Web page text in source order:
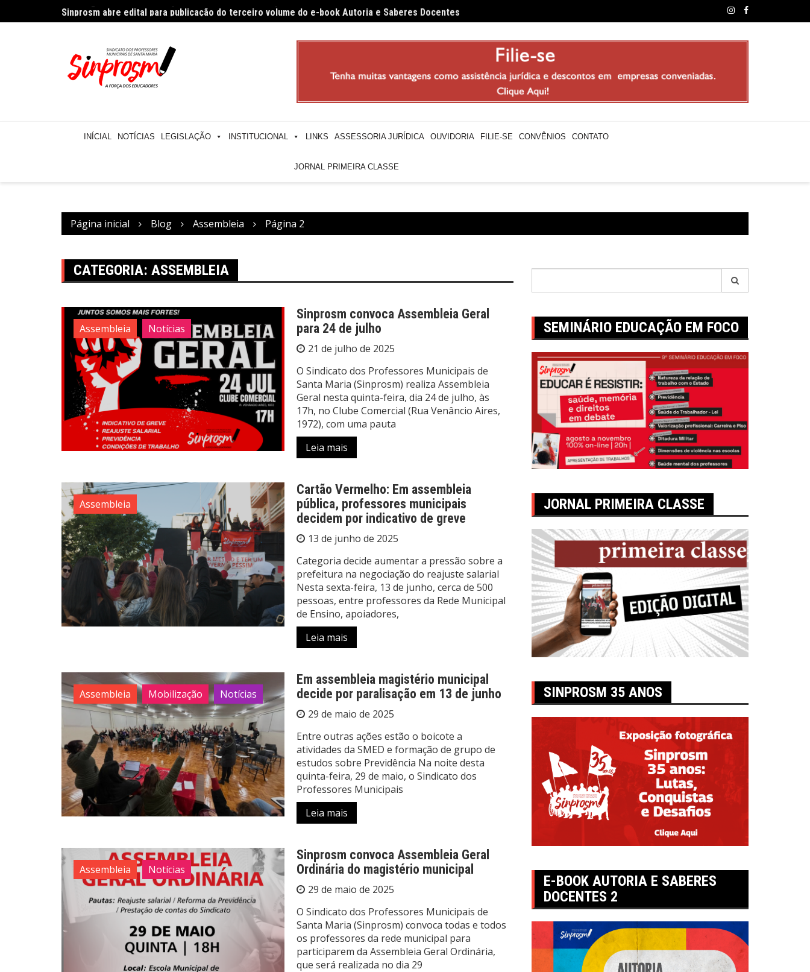
para
Sinprosm abre edital para publicação do terceiro volume do e-book Autoria e Saberes Docentes Professores municipais realizam paralisação e promovem “Arraial do
INÍCIAL NOTÍCIAS LEGISLAÇÃO INSTITUCIONAL LINKS ASSESSORIA JURÍDICA OUVIDORIA FILIE-SE CONVÊNIOS CONTATO
JORNAL PRIMEIRA CLASSE
Página inicial Blog Assembleia Página 2
CATEGORIA: ASSEMBLEIA
Assembleia Notícias
Sinprosm convoca Assembleia Geral
para 24 de julho
21 de julho de 2025
O Sindicato dos Professores Municipais de
Santa Maria (Sinprosm) realiza Assembleia
Geral nesta quinta-feira, dia 24 de julho, às
17h, no Clube Comercial (Rua Venâncio Aires,
1972), com uma pauta
Leia mais
Assembleia
Cartão Vermelho: Em assembleia
pública, professores municipais
decidem por indicativo de greve
13 de junho de 2025
Categoria decide aumentar a pressão sobre a
prefeitura na negociação do reajuste salarial
Nesta sexta-feira, 13 de junho, cerca de 500
pessoas, entre professores da Rede Municipal
de Ensino, apoiadores,
Leia mais
Assembleia Mobilização Notícias
Em assembleia magistério municipal
decide por paralisação em 13 de junho
29 de maio de 2025
Entre outras ações estão o boicote a
atividades da SMED e formação de grupo de
estudos sobre Previdência Na noite desta
quinta-feira, 29 de maio, o Sindicato dos
Professores Municipais
Leia mais
Assembleia Notícias
Sinprosm convoca Assembleia Geral
Ordinária do magistério municipal
29 de maio de 2025
O Sindicato dos Professores Municipais de
Santa Maria (Sinprosm) convoca todas e todos
os professores da rede municipal para
participarem da Assembleia Geral Ordinária,
que será realizada no dia 29
SEMINÁRIO EDUCAÇÃO EM FOCO
JORNAL PRIMEIRA CLASSE
SINPROSM 35 ANOS
E-BOOK AUTORIA E SABERES
DOCENTES 2